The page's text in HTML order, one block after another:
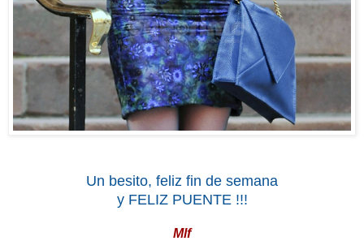
Un besito, feliz fin de semana
y FELIZ PUENTE !!!
Mlf